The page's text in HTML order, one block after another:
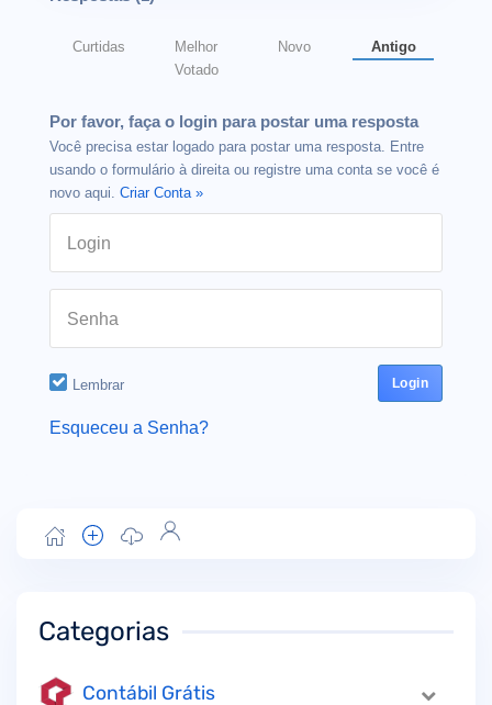
Curtidas
Melhor
Votado
Novo Antigo
Por favor, faça o login para postar uma resposta
Você precisa estar logado para postar uma resposta. Entre
usando o formulário à direita ou registre uma conta se você é
novo aqui. Criar Conta »
Login
Senha
Lembrar
Esqueceu a Senha?
Categorias
Contábil Grátis